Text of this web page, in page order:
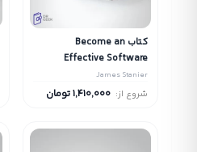
کتاب Become an
Effective Software
Engineering Manager:
How to Be the Leader
James Stanier
شروع از: 1,410,000تومان